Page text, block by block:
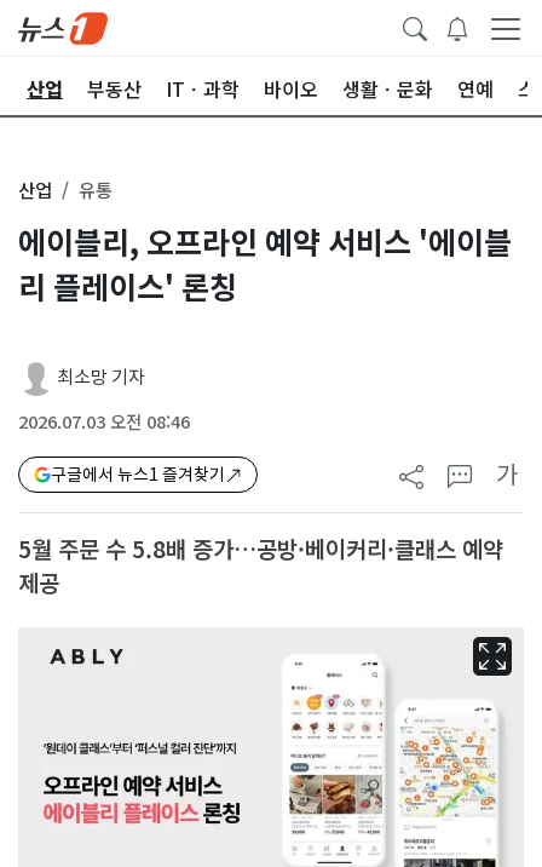
산업 부동산 ITㆍ과학 바이오 생활ㆍ문화 연예 스
산업 유통
에이블리, 오프라인 예약 서비스 '에이블
리 플레이스' 론칭
최소망 기자
2026.07.03 오전 08:46
구글에서 뉴스1 즐겨찾기 가
5월 주문 수 5.8배 증가…공방·베이커리·클래스 예약
제공